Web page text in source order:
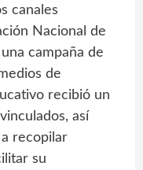
canales
Nacional de
campaña de
de
recibió un
así
recopilar
su